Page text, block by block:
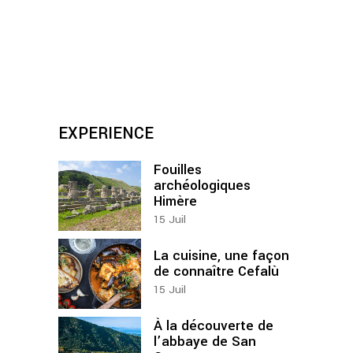
EXPERIENCE
Fouilles
archéologiques
Himère
15 Juil
La cuisine, une façon
de connaître Cefalù
15 Juil
À la découverte de
l’abbaye de San